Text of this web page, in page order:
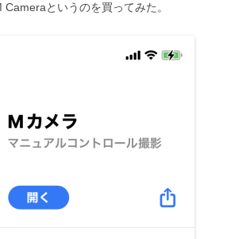
というのを買ってみた。